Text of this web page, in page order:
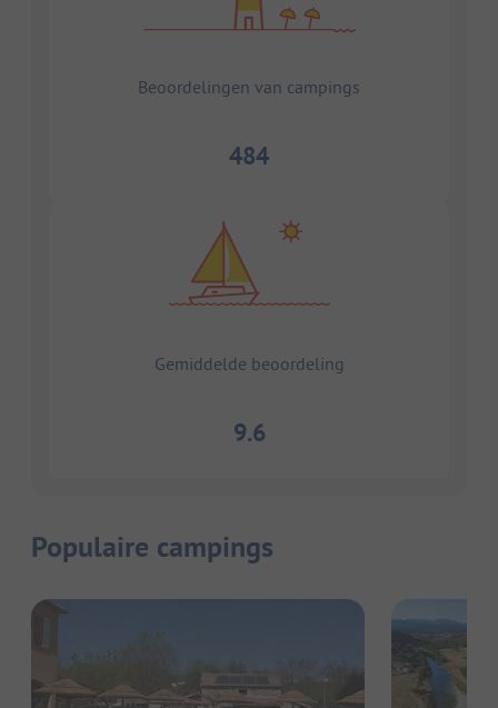
Beoordelingen van campings
484
Gemiddelde beoordeling
9.6
Populaire campings